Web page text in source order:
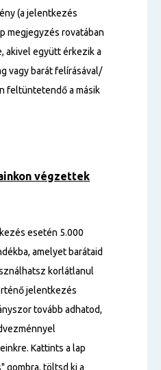
(a jelentkezés
megjegyzés rovatában
akivel együtt érkezik a
vagy barát felírásával/
feltüntetendő a másik
végzettek
esetén 5.000
amelyet barátaid
korlátlanul
jelentkezés
tovább adhatod,
Kattints a lap
gombra, töltsd ki a